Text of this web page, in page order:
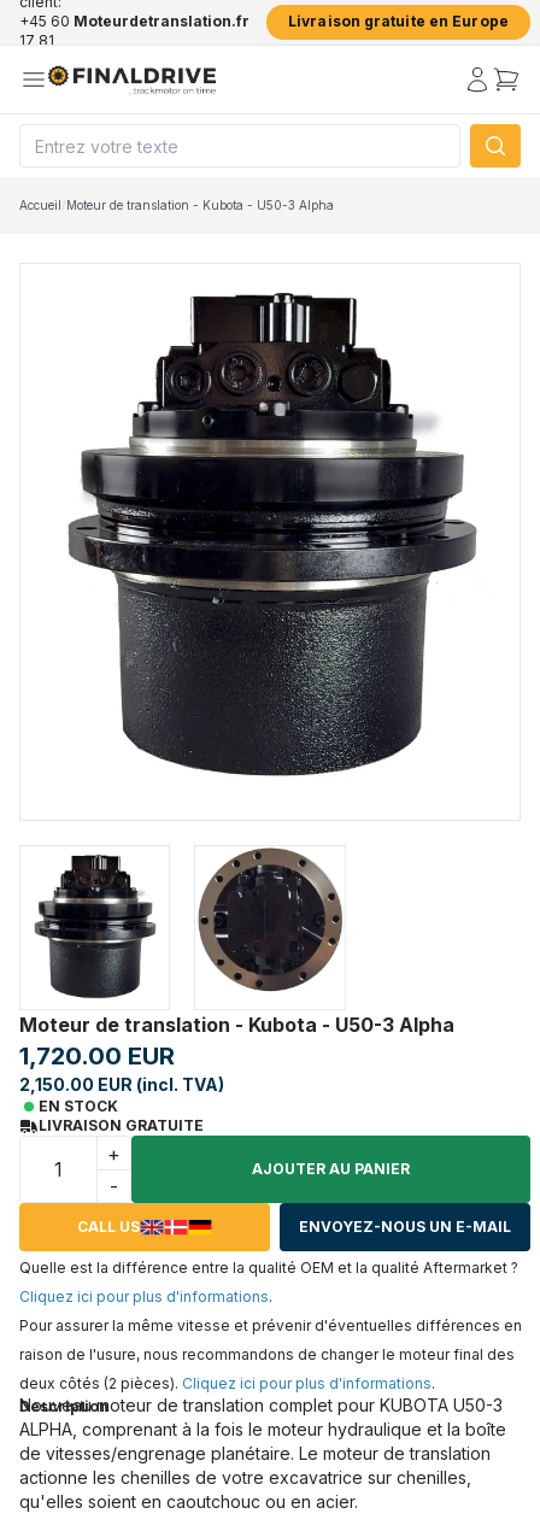
+45 60
17 81
Moteurdetranslation.fr Livraison gratuite en Europe
Accueil/Moteur de translation - Kubota - U50-3 Alpha
Moteur de translation - Kubota - U50-3 Alpha
1,720.00 EUR
2,150.00 EUR (incl. TVA)
EN STOCK
LIVRAISON GRATUITE
+
-
AJOUTER AU PANIER
CALL US ENVOYEZ-NOUS UN E-MAIL
Quelle est la différence entre la qualité OEM et la qualité Aftermarket ?
Cliquez ici pour plus d'informations.
Pour assurer la même vitesse et prévenir d'éventuelles différences en
raison de l'usure, nous recommandons de changer le moteur final des
deux côtés (2 pièces). Cliquez ici pour plus d'informations.
Description
Nouveau moteur de translation complet pour KUBOTA U50-3
ALPHA, comprenant à la fois le moteur hydraulique et la boîte
de vitesses/engrenage planétaire. Le moteur de translation
actionne les chenilles de votre excavatrice sur chenilles,
qu'elles soient en caoutchouc ou en acier.